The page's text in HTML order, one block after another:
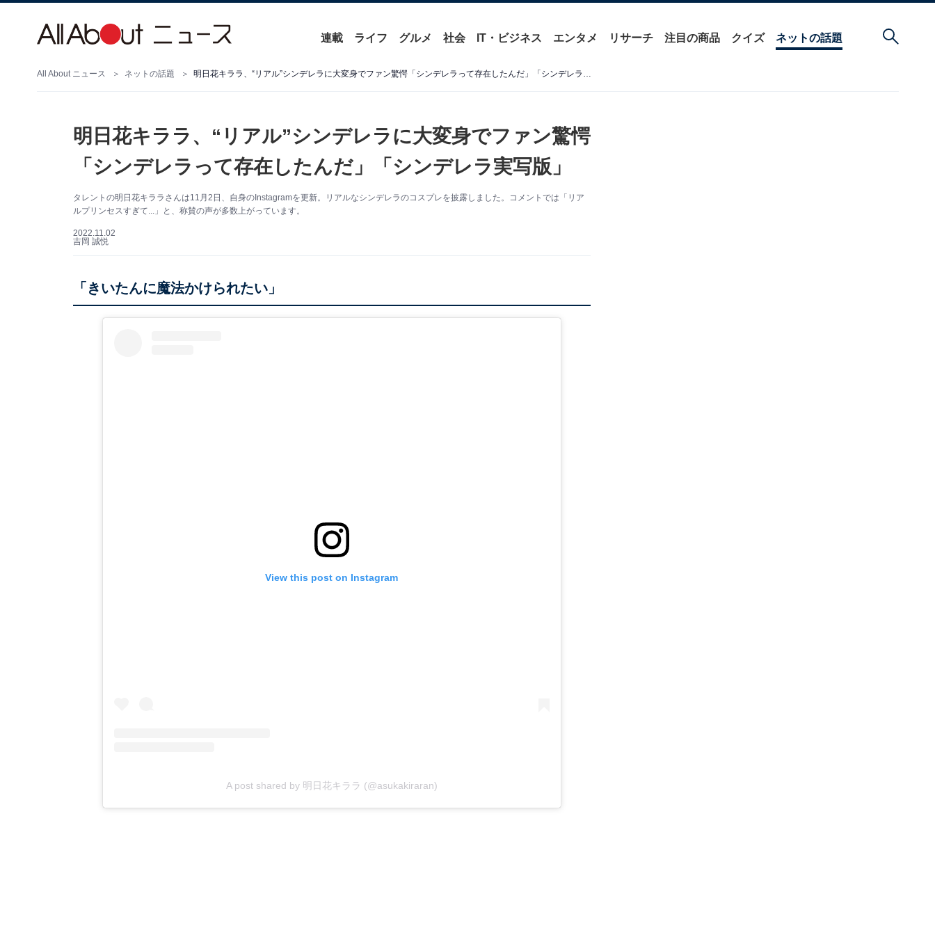
連載 ライフ グルメ 社会 IT・ビジネス エンタメ リサーチ 注目の商品 クイズ ネットの話題
All About ニュース ネットの話題 明日花キララ、“リアル”シンデレラに大変身でファン驚愕「シンデレラって存在したんだ」「シンデレラ実写版」
明日花キララ、“リアル”シンデレラに大変身でファン驚愕
「シンデレラって存在したんだ」「シンデレラ実写版」
タレントの明日花キララさんは11月2日、自身のInstagramを更新。リアルなシンデレラのコスプレを披露しました。コメントでは「リア
ルプリンセスすぎて...」と、称賛の声が多数上がっています。
2022.11.02
吉岡 誠悦
「きいたんに魔法かけられたい」
View this post on Instagram
A post shared by 明日花キララ (@asukakiraran)